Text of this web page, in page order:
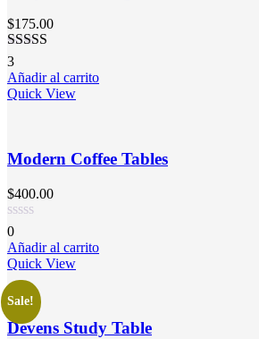
$175.00
Valorado en
5.00de 5
3
Añadir al carrito
Quick View
Modern Coffee Tables
$400.00
0
Añadir al carrito
Quick View
Sale!
Devens Study Table